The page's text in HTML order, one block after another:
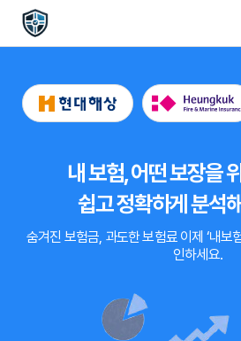
내 보험, 어떤 보장을
쉽고 정확하게 분석
숨겨진 보험금, 과도한 보험료이제 ‘내보
인하세요.